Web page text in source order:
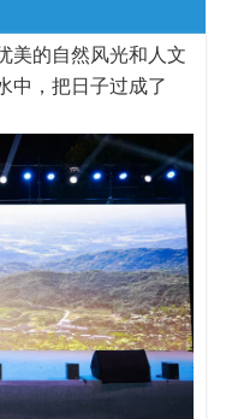
美的自然风光和人文
中，把日子过成了